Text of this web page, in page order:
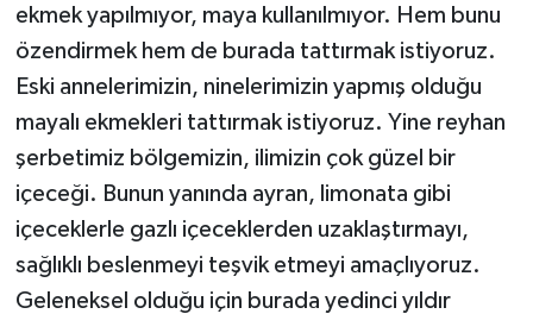
ekmek yapılmıyor, maya kullanılmıyor. Hem bunu
özendirmek hem de burada tattırmak istiyoruz.
Eski annelerimizin, ninelerimizin yapmış olduğu
mayalı ekmekleri tattırmak istiyoruz. Yine reyhan
şerbetimiz bölgemizin, ilimizin çok güzel bir
içeceği. Bunun yanında ayran, limonata gibi
içeceklerle gazlı içeceklerden uzaklaştırmayı,
sağlıklı beslenmeyi teşvik etmeyi amaçlıyoruz.
Geleneksel olduğu için burada yedinci yıldır